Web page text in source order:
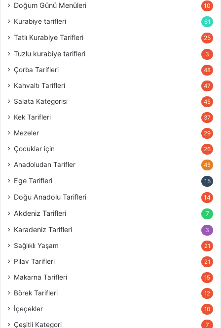
Doğum Günü Menüleri 10
Kurabiye tarifleri 61
Tatlı Kurabiye Tarifleri 25
Tuzlu kurabiye tarifleri 3
Çorba Tarifleri 48
Kahvaltı Tarifleri 47
Salata Kategorisi 45
Kek Tarifleri 37
Mezeler 29
Çocuklar için 26
Anadoludan Tarifler 45
Ege Tarifleri 15
Doğu Anadolu Tarifleri 14
Akdeniz Tarifleri 7
Karadeniz Tarifleri 3
Sağlıklı Yaşam 21
Pilav Tarifleri 21
Makarna Tarifleri 15
Börek Tarifleri 12
İçeçekler 10
Çeşitli Kategori 7